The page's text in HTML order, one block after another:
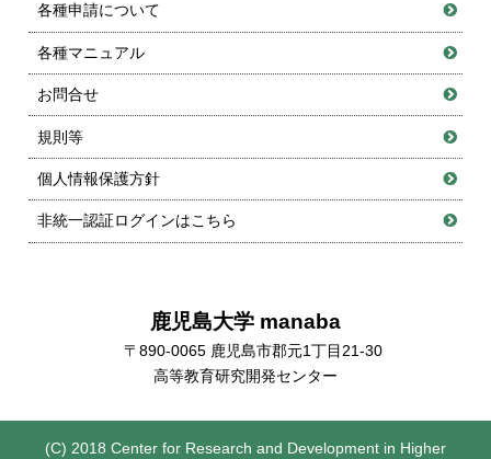
各種申請について
各種マニュアル
お問合せ
規則等
個人情報保護方針
非統一認証ログインはこちら
鹿児島大学 manaba
〒890-0065 鹿児島市郡元1丁目21-30
高等教育研究開発センター
(C) 2018 Center for Research and Development in Higher